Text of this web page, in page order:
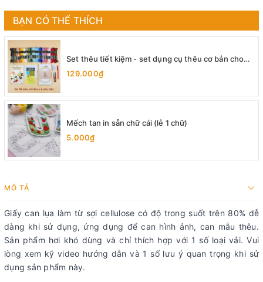
BẠN CÓ THỂ THÍCH
Set thêu tiết kiệm - set dụng cụ thêu cơ bản cho
người mới bắt đầu
129.000₫
Mếch tan in sẵn chữ cái (lẻ 1 chữ)
5.000₫
MÔ TẢ
Giấy can lụa làm từ sợi cellulose có độ trong suốt trên 80% dễ
dàng khi sử dụng, ứng dụng để can hình ảnh, can mẫu thêu.
Sản phẩm hơi khó dùng và chỉ thích hợp với 1 số loại vải. Vui
lòng xem kỹ video hướng dẫn và 1 số lưu ý quan trọng khi sử
dụng sản phẩm này.